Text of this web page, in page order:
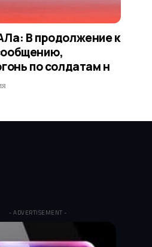
В продолжение к
по солдатам н
- ADVERTISEMENT -